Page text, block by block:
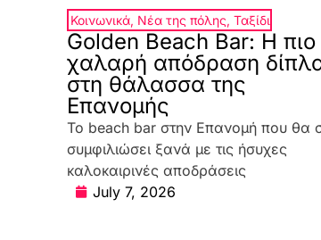
Κοινωνικά, Νέα της πόλης, Ταξίδι
Golden Beach Bar: Η πιο
χαλαρή απόδραση
στη θάλασσα της
Επανομής
Το beach bar στην Επανομή που θα
συμφιλιώσει ξανά με τις ήσυχες
καλοκαιρινές αποδράσεις
July 7, 2026